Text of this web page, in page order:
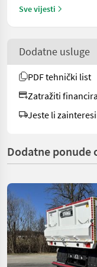
Sve vijesti
Dodatne usluge
PDF tehnički list
Zatražiti
Jeste li
Dodatne ponude